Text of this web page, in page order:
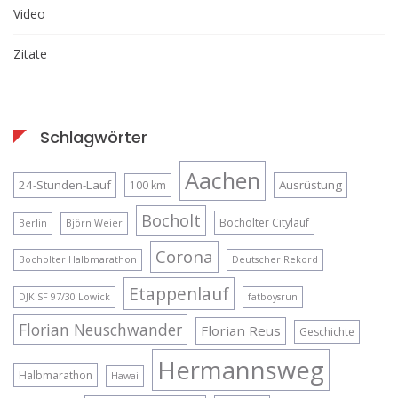
Video
Zitate
Schlagwörter
24-Stunden-Lauf 100 km Aachen Ausrüstung
Berlin Björn Weier Bocholt Bocholter Citylauf
Bocholter Halbmarathon Corona Deutscher Rekord
DJK SF 97/30 Lowick Etappenlauf fatboysrun
Florian Neuschwander Florian Reus Geschichte
Halbmarathon Hawai Hermannsweg